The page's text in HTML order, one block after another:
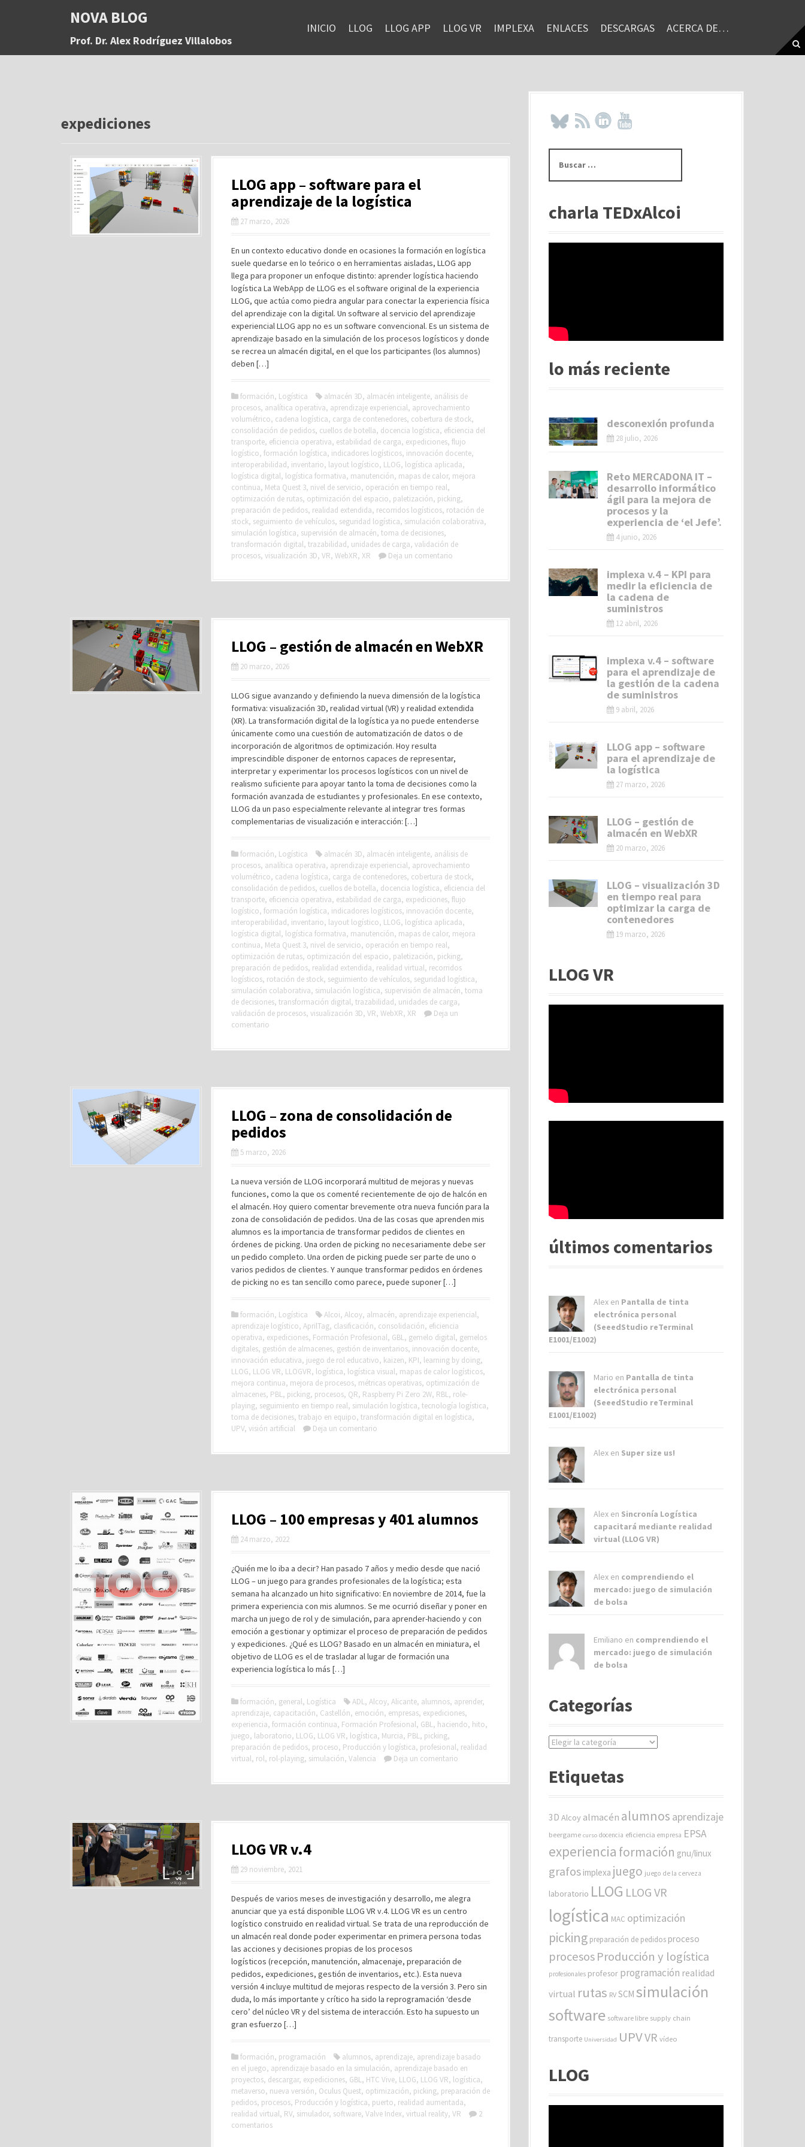
a
NOVA BLOG
Prof. Dr. Alex Rodríguez Villalobos
INICIO LLOG LLOG APP LLOG VR IMPLEXA ENLACES DESCARGAS ACERCA DE…
expediciones
LLOG app – software para el
aprendizaje de la logística
27 marzo, 2026
En un contexto educativo donde en ocasiones la formación en logística
suele quedarse en lo teórico o en herramientas aisladas, LLOG app
llega para proponer un enfoque distinto: aprender logística haciendo
logística La WebApp de LLOG es el software original de la experiencia
LLOG, que actúa como piedra angular para conectar la experiencia física
del aprendizaje con la digital. Un software al servicio del aprendizaje
experiencial LLOG app no es un software convencional. Es un sistema de
aprendizaje basado en la simulación de los procesos logísticos y donde
se recrea un almacén digital, en el que los participantes (los alumnos)
deben […]
formación, Logística almacén 3D, almacén inteligente, análisis de
procesos, analítica operativa, aprendizaje experiencial, aprovechamiento
volumétrico, cadena logística, carga de contenedores, cobertura de stock,
consolidación de pedidos, cuellos de botella, docencia logística, eficiencia del
transporte, eficiencia operativa, estabilidad de carga, expediciones, flujo
logístico, formación logística, indicadores logísticos, innovación docente,
interoperabilidad, inventario, layout logístico, LLOG, logística aplicada,
logística digital, logística formativa, manutención, mapas de calor, mejora
continua, Meta Quest 3, nivel de servicio, operación en tiempo real,
optimización de rutas, optimización del espacio, paletización, picking,
preparación de pedidos, realidad extendida, recorridos logísticos, rotación de
stock, seguimiento de vehículos, seguridad logística, simulación colaborativa,
simulación logística, supervisión de almacén, toma de decisiones,
transformación digital, trazabilidad, unidades de carga, validación de
procesos, visualización 3D, VR, WebXR, XR Deja un comentario
LLOG – gestión de almacén en WebXR
20 marzo, 2026
LLOG sigue avanzando y definiendo la nueva dimensión de la logística
formativa: visualización 3D, realidad virtual (VR) y realidad extendida
(XR). La transformación digital de la logística ya no puede entenderse
únicamente como una cuestión de automatización de datos o de
incorporación de algoritmos de optimización. Hoy resulta
imprescindible disponer de entornos capaces de representar,
interpretar y experimentar los procesos logísticos con un nivel de
realismo suficiente para apoyar tanto la toma de decisiones como la
formación avanzada de estudiantes y profesionales. En ese contexto,
LLOG da un paso especialmente relevante al integrar tres formas
complementarias de visualización e interacción: […]
formación, Logística almacén 3D, almacén inteligente, análisis de
procesos, analítica operativa, aprendizaje experiencial, aprovechamiento
volumétrico, cadena logística, carga de contenedores, cobertura de stock,
consolidación de pedidos, cuellos de botella, docencia logística, eficiencia del
transporte, eficiencia operativa, estabilidad de carga, expediciones, flujo
logístico, formación logística, indicadores logísticos, innovación docente,
interoperabilidad, inventario, layout logístico, LLOG, logística aplicada,
logística digital, logística formativa, manutención, mapas de calor, mejora
continua, Meta Quest 3, nivel de servicio, operación en tiempo real,
optimización de rutas, optimización del espacio, paletización, picking,
preparación de pedidos, realidad extendida, realidad virtual, recorridos
logísticos, rotación de stock, seguimiento de vehículos, seguridad logística,
simulación colaborativa, simulación logística, supervisión de almacén, toma
de decisiones, transformación digital, trazabilidad, unidades de carga,
validación de procesos, visualización 3D, VR, WebXR, XR
Deja un
comentario
LLOG – zona de consolidación de
pedidos
5 marzo, 2026
La nueva versión de LLOG incorporará multitud de mejoras y nuevas
funciones, como la que os comenté recientemente de ojo de halcón en
el almacén. Hoy quiero comentar brevemente otra nueva función para la
zona de consolidación de pedidos. Una de las cosas que aprenden mis
alumnos es la importancia de transformar pedidos de clientes en
órdenes de picking. Una orden de picking no necesariamente debe ser
un pedido completo. Una orden de picking puede ser parte de uno o
varios pedidos de clientes. Y aunque transformar pedidos en órdenes
de picking no es tan sencillo como parece, puede suponer […]
formación, Logística Alcoi, Alcoy, almacén, aprendizaje experiencial,
aprendizaje logístico, AprilTag, clasificación, consolidación, eficiencia
operativa, expediciones, Formación Profesional, GBL, gemelo digital, gemelos
digitales, gestión de almacenes, gestión de inventarios, innovación docente,
innovación educativa, juego de rol educativo, kaizen, KPI, learning by doing,
LLOG, LLOG VR, LLOGVR, logística, logística visual, mapas de calor logísticos,
mejora continua, mejora de procesos, métricas operativas, optimización de
almacenes, PBL, picking, procesos, QR, Raspberry Pi Zero 2W, RBL, role-
playing, seguimiento en tiempo real, simulación logística, tecnología logística,
toma de decisiones, trabajo en equipo, transformación digital en logística,
UPV, visión artificial Deja un comentario
LLOG – 100 empresas y 401 alumnos
24 marzo, 2022
¿Quién me lo iba a decir? Han pasado 7 años y medio desde que nació
LLOG – un juego para grandes profesionales de la logística; esta
semana ha alcanzado un hito significativo: En noviembre de 2014, fue la
primera experiencia con mis alumnos. Se me ocurrió diseñar y poner en
marcha un juego de rol y de simulación, para aprender-haciendo y con
emoción a gestionar y optimizar el proceso de preparación de pedidos
y expediciones. ¿Qué es LLOG? Basado en un almacén en miniatura, el
objetivo de LLOG es el de trasladar al lugar de formación una
experiencia logística lo más […]
formación, general, Logística ADL, Alcoy, Alicante, alumnos, aprender,
aprendizaje, capacitación, Castellón, emoción, empresas, expediciones,
experiencia, formación continua, Formación Profesional, GBL, haciendo, hito,
juego, laboratorio, LLOG, LLOG VR, logística, Murcia, PBL, picking,
preparación de pedidos, proceso, Producción y logística, profesional, realidad
virtual, rol, rol-playing, simulación, Valencia Deja un comentario
LLOG VR v.4
29 noviembre, 2021
Después de varios meses de investigación y desarrollo, me alegra
anunciar que ya está disponible LLOG VR v.4. LLOG VR es un centro
logístico construido en realidad virtual. Se trata de una reproducción de
un almacén real donde poder experimentar en primera persona todas
las acciones y decisiones propias de los procesos
logísticos (recepción, manutención, almacenaje, preparación de
pedidos, expediciones, gestión de inventarios, etc.). Esta nueva
versión 4 incluye multitud de mejoras respecto de la versión 3. Pero sin
duda, lo más importante y crítico ha sido la reprogramación ‘desde
cero’ del núcleo VR y del sistema de interacción. Esto ha supuesto un
gran esfuerzo […]
formación, programación alumnos, aprendizaje, aprendizaje basado
en el juego, aprendizaje basado en la simulación, aprendizaje basado en
proyectos, descargar, expediciones, GBL, HTC Vive, LLOG, LLOG VR, logística,
metaverso, nueva versión, Oculus Quest, optimización, picking, preparación de
pedidos, procesos, Producción y logística, puerto, realidad aumentada,
realidad virtual, RV, simulador, software, Valve Index, virtual reality, VR
2
comentarios
s
rcharla TEDxAlcoi
lo más reciente
desconexión profunda
28 julio, 2026
Reto MERCADONA IT –
desarrollo informático
ágil para la mejora de
procesos y la
experiencia de ‘el Jefe’.
4 junio, 2026
implexa v.4 – KPI para
medir la eficiencia de
la cadena de
suministros
12 abril, 2026
implexa v.4 – software
para el aprendizaje de
la gestión de la cadena
de suministros
9 abril, 2026
LLOG app – software
para el aprendizaje de
la logística
27 marzo, 2026
LLOG – gestión de
almacén en WebXR
20 marzo, 2026
LLOG – visualización 3D
en tiempo real para
optimizar la carga de
contenedores
19 marzo, 2026
LLOG VR
últimos comentarios
Alex en Pantalla de tinta
electrónica personal
(SeeedStudio reTerminal
E1001/E1002)
Mario en Pantalla de tinta
electrónica personal
(SeeedStudio reTerminal
E1001/E1002)
Alex en Super size us!
Alex en Sincronía Logística
capacitará mediante realidad
virtual (LLOG VR)
Alex en comprendiendo el
mercado: juego de simulación
de bolsa
Emiliano en comprendiendo el
mercado: juego de simulación
de bolsa
Categorías
C
e
r
s
Etiquetas
3D Alcoy almacén alumnos aprendizaje
beergame curso docencia eficiencia empresa EPSA
experiencia formación gnu/linux
grafos implexa juego juego de la cerveza
laboratorio LLOG LLOG VR
logística MAC optimización
picking preparación de pedidos proceso
procesosProducción y logística
profesionales profesor programación realidad
virtual rutas RV SCM simulación
software software libre supply chain
transporte Universidad UPVVR vídeo
LLOG